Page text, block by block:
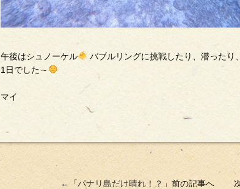
午後はシュノーケル
バブルリングに挑戦したり、潜ったり
1日でした～
マイ
←「パナリ島だけ晴れ！？ 」前の記事へ 次